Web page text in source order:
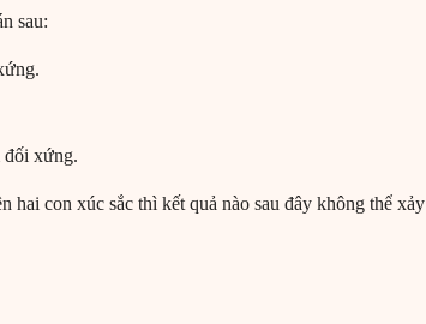
sau:
đối xứng.
hai con xúc sắc thì kết quả nào sau đây không thể xảy